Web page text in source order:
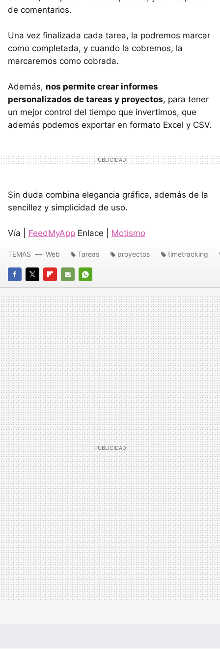
de comentarios.
Una vez finalizada cada tarea, la podremos marcar
como completada, y cuando la cobremos, la
marcaremos como cobrada.
Además, nos permite crear informes
personalizados de tareas y proyectos, para tener
un mejor control del tiempo que invertimos, que
además podemos exportar en formato Excel y CSV.
Sin duda combina elegancia gráfica, además de la
sencillez y simplicidad de uso.
Vía | FeedMyApp Enlace | Motismo
FACEBOOK
TWITTERFLIPBOARD
E-
MAIL
WHATSAPP
TEMAS Web Tareas proyectos timetracking